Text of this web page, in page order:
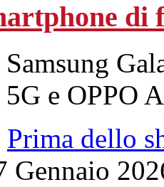
di
e OPPO
Prima dello
Gennaio